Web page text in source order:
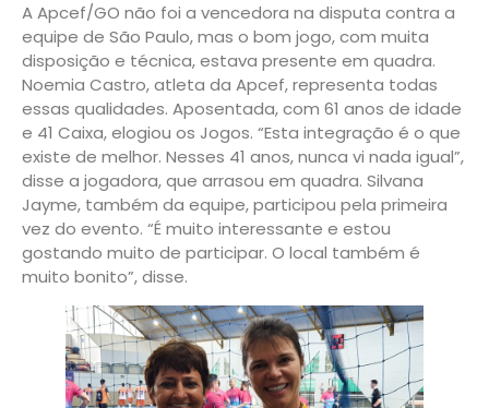
A Apcef/GO não foi a vencedora na disputa contra a
equipe de São Paulo, mas o bom jogo, com muita
disposição e técnica, estava presente em quadra.
Noemia Castro, atleta da Apcef, representa todas
essas qualidades. Aposentada, com 61 anos de idade
e 41 Caixa, elogiou os Jogos. “Esta integração é o que
existe de melhor. Nesses 41 anos, nunca vi nada igual”,
disse a jogadora, que arrasou em quadra. Silvana
Jayme, também da equipe, participou pela primeira
vez do evento. “É muito interessante e estou
gostando muito de participar. O local também é
muito bonito”, disse.